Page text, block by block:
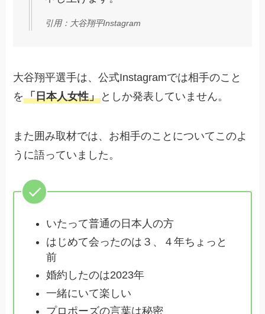
引用：大谷翔平Instagram
大谷翔平選手は、公式Instagramでは相手のこと
を「日本人女性」 としか発表していません。
また囲み取材では、お相手のことについてこのよ
うに語っていました。
いたって普通の日本人の方
はじめて会ったのは３、４年ちょっと
前
婚約したのは2023年
一緒にいて楽しい
プロポーズの言葉は秘密